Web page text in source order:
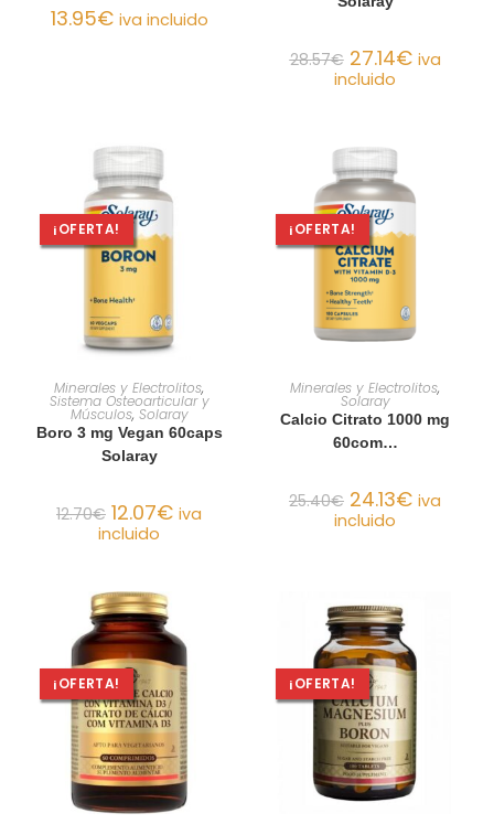
13.95€ iva incluido
28.57€ 27.14€ iva
incluido
¡OFERTA!
AÑADIR AL CARRITO
Minerales y Electrolitos,
Sistema Osteoarticular y
Músculos, Solaray
Boro 3 mg Vegan 60caps
Solaray
12.70€ 12.07€ iva
incluido
¡OFERTA!
AÑADIR AL CARRITO
Minerales y Electrolitos,
Solaray
Calcio Citrato 1000 mg
60com…
25.40€ 24.13€ iva
incluido
¡OFERTA! ¡OFERTA!